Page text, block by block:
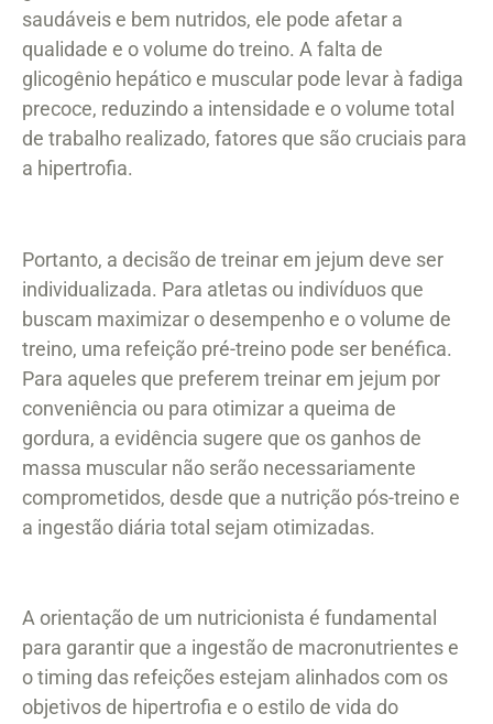
saudáveis e bem nutridos, ele pode afetar a
qualidade e o volume do treino. A falta de
glicogênio hepático e muscular pode levar à fadiga
precoce, reduzindo a intensidade e o volume total
de trabalho realizado, fatores que são cruciais para
a hipertrofia.
Portanto, a decisão de treinar em jejum deve ser
individualizada. Para atletas ou indivíduos que
buscam maximizar o desempenho e o volume de
treino, uma refeição pré-treino pode ser benéfica.
Para aqueles que preferem treinar em jejum por
conveniência ou para otimizar a queima de
gordura, a evidência sugere que os ganhos de
massa muscular não serão necessariamente
comprometidos, desde que a nutrição pós-treino e
a ingestão diária total sejam otimizadas.
A orientação de um nutricionista é fundamental
para garantir que a ingestão de macronutrientes e
o timing das refeições estejam alinhados com os
objetivos de hipertrofia e o estilo de vida do